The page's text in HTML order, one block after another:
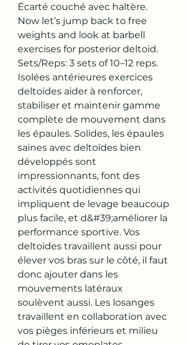
Écarté couché avec haltère.
Now let’s jump back to free
weights and look at barbell
exercises for posterior deltoid.
Sets/Reps: 3 sets of 10–12 reps.
Isolées antérieures exercices
deltoïdes aider à renforcer,
stabiliser et maintenir gamme
complète de mouvement dans
les épaules. Solides, les épaules
saines avec deltoïdes bien
développés sont
impressionnants, font des
activités quotidiennes qui
impliquent de levage beaucoup
plus facile, et d&#39;améliorer la
performance sportive. Vos
deltoïdes travaillent aussi pour
élever vos bras sur le côté, il faut
donc ajouter dans les
mouvements latéraux
soulèvent aussi. Les losanges
travaillent en collaboration avec
vos pièges inférieurs et milieu